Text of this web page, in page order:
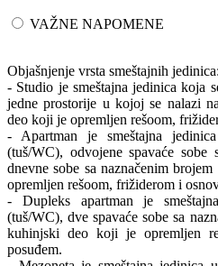
VAŽNE NAPOMENE
Objašnjenje vrsta smeštajnih jedinica:
- Studio je smeštajna jedinica koja
jedne prostorije u kojoj se nalazi
deo koji je opremljen rešoom,
- Apartman je smeštajna
(tuš/WC), odvojene spavaće sobe
dnevne sobe sa naznačenim
opremljen rešoom, frižiderom i
- Dupleks apartman je
(tuš/WC), dve spavaće sobe sa
kuhinjski deo koji je opremljen
posuđem.